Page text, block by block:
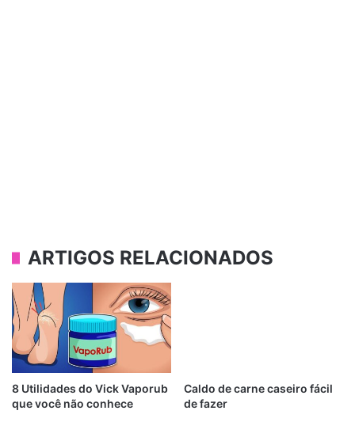
ARTIGOS RELACIONADOS
8 Utilidades do Vick Vaporub
que você não conhece
Caldo de carne caseiro fácil
de fazer